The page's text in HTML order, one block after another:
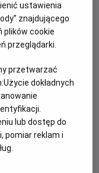
z 15-letnim stażem,
z
zawieszona w pracy.
jej życie
się sypać.
dołącza do
młodzieży i zostaje
Adama –
charakterem
słońca w dniu
dystrykty państwie
Kapitolu, co roku
ustawienia
znajdującego
plików cookie
przeglądarki.
przetwarzać
Użycie dokładnych
lub dostęp do
pomiar reklam i